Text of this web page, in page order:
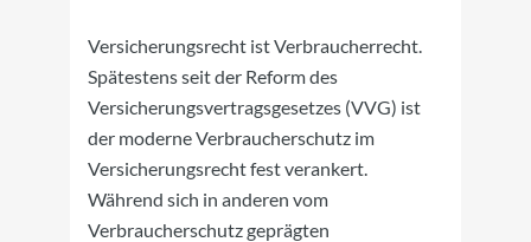
Versicherungsrecht ist Verbraucherrecht.
Spätestens seit der Reform des
Versicherungsvertragsgesetzes (VVG) ist
der moderne Verbraucherschutz im
Versicherungsrecht fest verankert.
Während sich in anderen vom
Verbraucherschutz geprägten